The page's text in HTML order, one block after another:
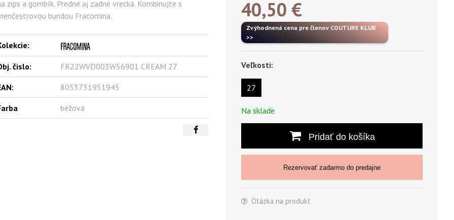
40,50 €
Zvýhodnená cena pre členov COUTURE KLUB
>>
Veľkosti:
27
Na sklade
Pridať do košíka
Rezervovať zadarmo do predajne
Otázka na produkt
zips a gombík. Predné aj zadné vrecká. Kombinujte s
bundou Fracomina.
čislo: FR22WVD003W56901 CREAM 27
8053731951945
béžová